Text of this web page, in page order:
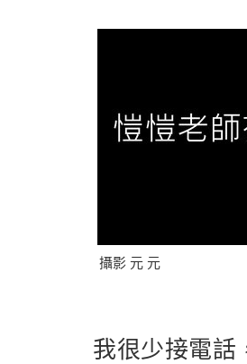
攝影 元 元
我很少接電話